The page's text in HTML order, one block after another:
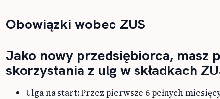
Obowiązki wobec ZUS
Jako nowy przedsiębiorca, masz
skorzystania z ulg w składkach
Ulga na start: Przez pierwsze 6 pełnych